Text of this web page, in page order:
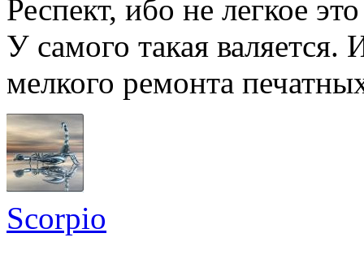
Респект, ибо не легкое
У самого такая валяется.
мелкого ремонта
Scorpio